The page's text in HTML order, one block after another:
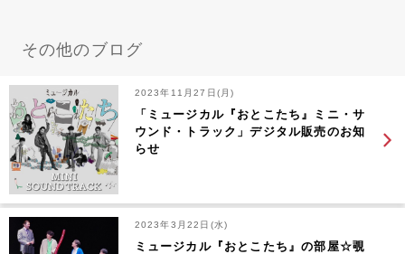
その他のブログ
2023年11月27日(月)
「ミュージカル『おとこたち』ミニ・サ
ウンド・トラック」デジタル販売のお知
らせ
2023年3月22日(水)
ミュージカル『おとこたち』の部屋☆覗